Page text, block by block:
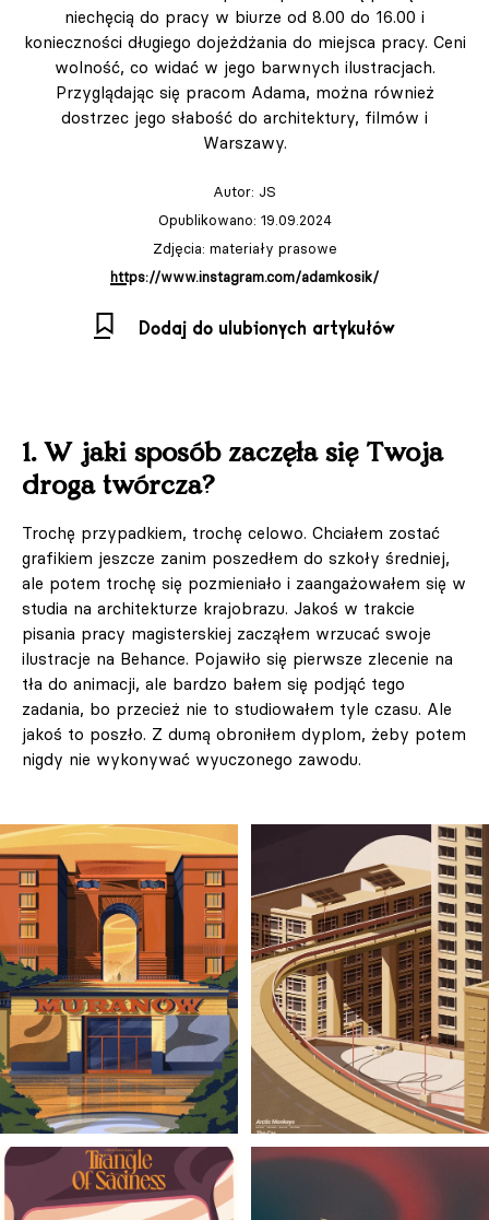
niechęcią do pracy w biurze od 8.00 do 16.00 i
konieczności długiego dojeżdżania do miejsca pracy. Ceni
wolność, co widać w jego barwnych ilustracjach.
Przyglądając się pracom Adama, można również
dostrzec jego słabość do architektury, filmów i
Warszawy.
Autor: JS
Opublikowano: 19.09.2024
Zdjęcia: materiały prasowe
https://www.instagram.com/adamkosik/
Dodaj do ulubionych artykułów
1. W jaki sposób zaczęła się Twoja
droga twórcza?
Trochę przypadkiem, trochę celowo. Chciałem zostać
grafikiem jeszcze zanim poszedłem do szkoły średniej,
ale potem trochę się pozmieniało i zaangażowałem się w
studia na architekturze krajobrazu. Jakoś w trakcie
pisania pracy magisterskiej zacząłem wrzucać swoje
ilustracje na Behance. Pojawiło się pierwsze zlecenie na
tła do animacji, ale bardzo bałem się podjąć tego
zadania, bo przecież nie to studiowałem tyle czasu. Ale
jakoś to poszło. Z dumą obroniłem dyplom, żeby potem
nigdy nie wykonywać wyuczonego zawodu.